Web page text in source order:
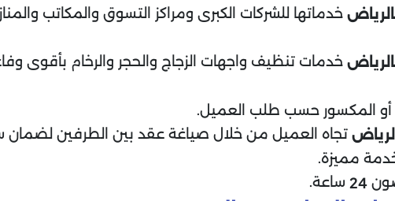
خدماتها للشركات الكبرى ومراكز التسوق والمكاتب
خدمات تنظيف واجهات الزجاج والحجر والرخام بأقوى
أو المكسور حسب طلب العميل.
تجاه العميل من خلال صياغة عقد بين الطرفين لضمان
مميزة.
24 ساعة.